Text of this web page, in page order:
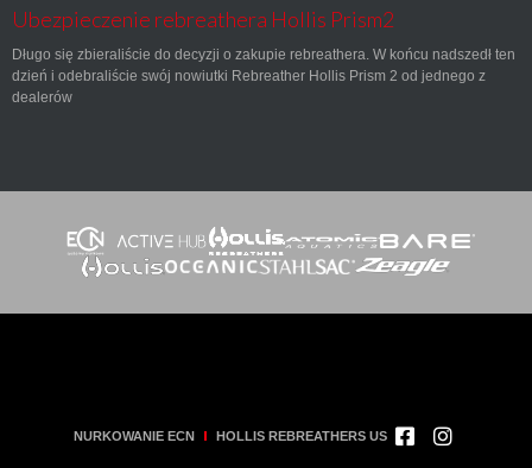
Ubezpieczenie rebreathera Hollis Prism2
Długo się zbieraliście do decyzji o zakupie rebreathera. W końcu nadszedł ten
dzień i odebraliście swój nowiutki Rebreather Hollis Prism 2 od jednego z
dealerów
NURKOWANIE ECN HOLLIS REBREATHERS US